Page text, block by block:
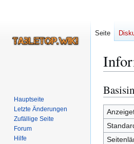
Zur
springen
Zur
Suche
springen
Seite
Hauptseite
Letzte Änderungen
Zufällige Seite
Forum
Hilfe